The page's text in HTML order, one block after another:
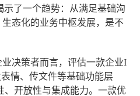
了一个趋势：从满足基础沟
态化的业务中枢发展，是不
决策者而言，评估一款企业I
情、传文件等基础功能层
、开放性与集成能力。一款优